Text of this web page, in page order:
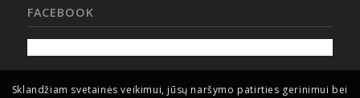
FACEBOOK
Sklandžiam svetainės veikimui, jūsų naršymo patirties gerinimui bei